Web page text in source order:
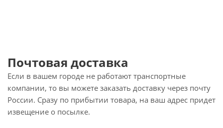
Почтовая доставка
Если в вашем городе не работают транспортные
компании, то вы можете заказать доставку через почту
России. Сразу по прибытии товара, на ваш адрес придет
извещение о посылке.